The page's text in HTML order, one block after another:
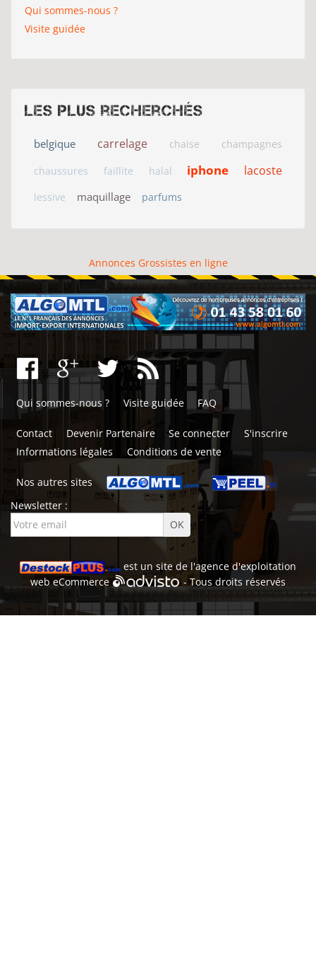
Qui sommes-nous ?
Visite guidée
Les plus recherchés
belgique carrelage chaise
champagnes
chaussures
faillite halal iphone lacoste
lessive maquillage parfums
Annonces Grossistes en ligne
Qui sommes-nous ? Visite guidée FAQ
Contact Devenir Partenaire Se connecter
S'inscrire
Informations légales
Conditions de vente
Nos autres sites
Newsletter :
est un site de l'agence d'exploitation
webeCommerce - Tous droits réservés